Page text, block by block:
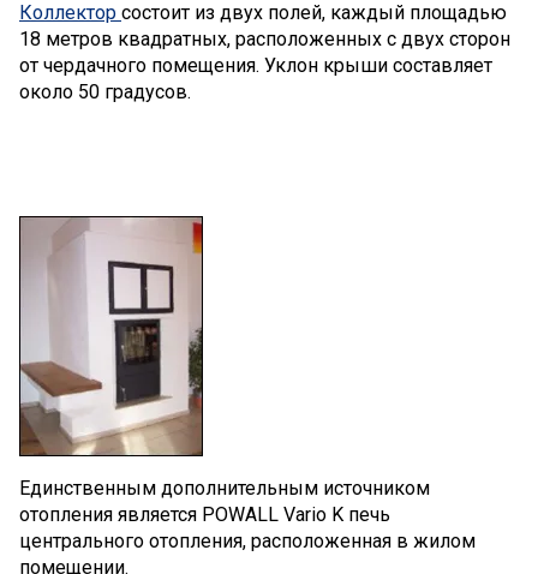
Коллектор состоит из двух полей, каждый площадью
18 метров квадратных, расположенных с двух сторон
от чердачного помещения. Уклон крыши составляет
около 50 градусов.
Единственным дополнительным источником
отопления является POWALL Vario K печь
центрального отопления, расположенная в жилом
помещении.